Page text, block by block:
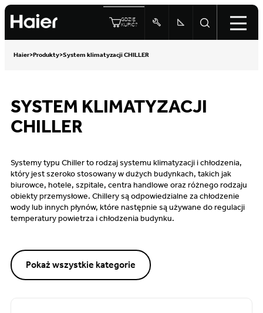
GDZIE
KUPIĆ?
Haier>Produkty>System klimatyzacji CHILLER
SYSTEM KLIMATYZACJI
CHILLER
Systemy typu Chiller to rodzaj systemu klimatyzacji i chłodzenia,
który jest szeroko stosowany w dużych budynkach, takich jak
biurowce, hotele, szpitale, centra handlowe oraz różnego rodzaju
obiekty przemysłowe. Chillery są odpowiedzialne za chłodzenie
wody lub innych płynów, które następnie są używane do regulacji
temperatury powietrza i chłodzenia budynku.
Pokaż wszystkie kategorie